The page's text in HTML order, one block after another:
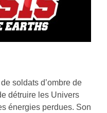
soldats d’ombre de
détruire les Univers
énergies perdues. Son